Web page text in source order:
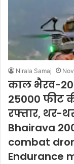
Nirala Samaj
काल भैरव-
25000 फीट
रफ्तार, थर-
Bhairava
combat
Endurance